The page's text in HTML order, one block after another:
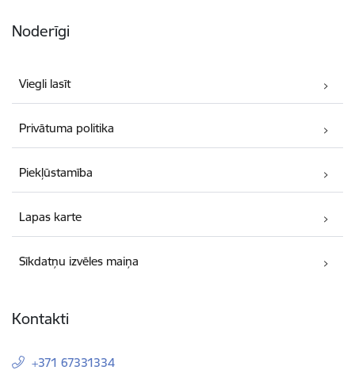
Noderīgi
Viegli lasīt
Privātuma politika
Piekļūstamība
Lapas karte
Sīkdatņu izvēles maiņa
Kontakti
+371 67331334